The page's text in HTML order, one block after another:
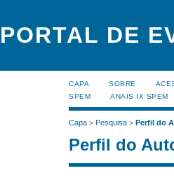
PORTAL DE
CAPA SOBRE
SPEM
ANAIS IX SPEM
Capa > Pesquisa > Perfil do
Perfil do